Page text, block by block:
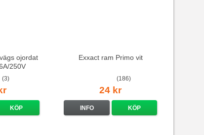
ojordat
250V
(3)
KÖP
Exxact ram Primo vit
(186)
24 kr
INFO KÖP